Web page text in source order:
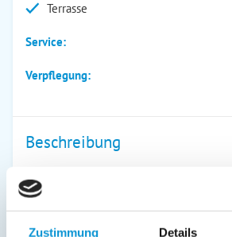
Zustimmung Details
Terrasse
Service:
Verpflegung:
Beschreibung
Kurzbeschreibung: Die ideale Unterkunft
Personen an der Ostsee: zentral,
Gartenmöbeln, Nähe zum Strand und
der perfekte Rückzugsort für jeden